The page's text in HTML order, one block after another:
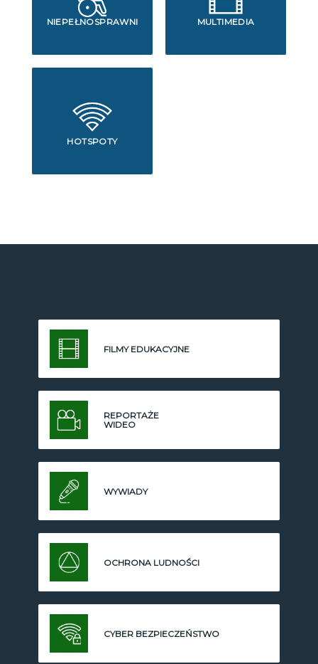
NIEPEŁNOSPRAWNI MULTIMEDIA
HOTSPOTY
FILMY EDUKACYJNE
REPORTAŻE
WIDEO
WYWIADY
OCHRONA LUDNOŚCI
CYBER BEZPIECZEŃSTWO